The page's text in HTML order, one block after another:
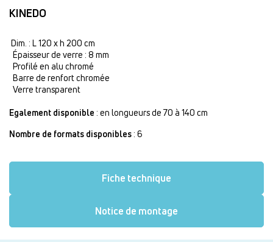
KINEDO
Dim. : L 120 x h 200 cm
Épaisseur de verre : 8 mm
Profilé en alu chromé
Barre de renfort chromée
Verre transparent
Egalement disponible : en longueurs de 70 à 140 cm
Nombre de formats disponibles : 6
Fiche technique
Notice de montage